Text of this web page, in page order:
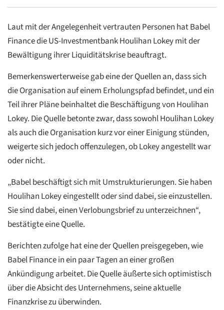
Laut mit der Angelegenheit vertrauten Personen hat Babel
Finance die US-Investmentbank Houlihan Lokey mit der
Bewältigung ihrer Liquiditätskrise beauftragt.
Bemerkenswerterweise gab eine der Quellen an, dass sich
die Organisation auf einem Erholungspfad befindet, und ein
Teil ihrer Pläne beinhaltet die Beschäftigung von Houlihan
Lokey. Die Quelle betonte zwar, dass sowohl Houlihan Lokey
als auch die Organisation kurz vor einer Einigung stünden,
weigerte sich jedoch offenzulegen, ob Lokey angestellt war
oder nicht.
„Babel beschäftigt sich mit Umstrukturierungen. Sie haben
Houlihan Lokey eingestellt oder sind dabei, sie einzustellen.
Sie sind dabei, einen Verlobungsbrief zu unterzeichnen“,
bestätigte eine Quelle.
Berichten zufolge hat eine der Quellen preisgegeben, wie
Babel Finance in ein paar Tagen an einer großen
Ankündigung arbeitet. Die Quelle äußerte sich optimistisch
über die Absicht des Unternehmens, seine aktuelle
Finanzkrise zu überwinden.